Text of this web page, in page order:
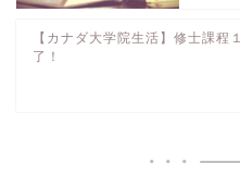
【カナダ大学院生活】修士課程
了！